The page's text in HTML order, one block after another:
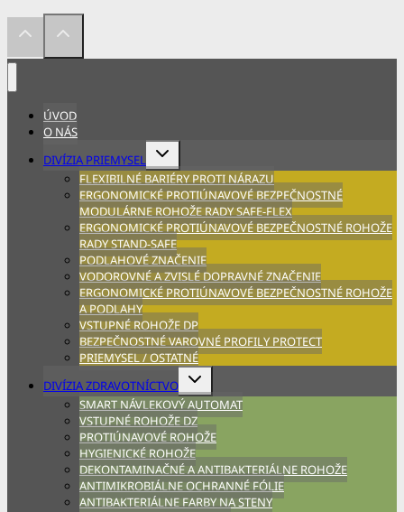
ÚVOD
O NÁS
DIVÍZIA PRIEMYSEL
Expand
child
menu
FLEXIBILNÉ BARIÉRY PROTI NÁRAZU
ERGONOMICKÉ PROTIÚNAVOVÉ BEZPEČNOSTNÉ
MODULÁRNE ROHOŽE RADY SAFE-FLEX
ERGONOMICKÉ PROTIÚNAVOVÉ BEZPEČNOSTNÉ ROHOŽE
RADY STAND-SAFE
PODLAHOVÉ ZNAČENIE
VODOROVNÉ A ZVISLÉ DOPRAVNÉ ZNAČENIE
ERGONOMICKÉ PROTIÚNAVOVÉ BEZPEČNOSTNÉ ROHOŽE
A PODLAHY
VSTUPNÉ ROHOŽE DP
BEZPEČNOSTNÉ VAROVNÉ PROFILY PROTECT
PRIEMYSEL / OSTATNÉ
DIVÍZIA ZDRAVOTNÍCTVO
Expand
child
menu
SMART NÁVLEKOVÝ AUTOMAT
VSTUPNÉ ROHOŽE DZ
PROTIÚNAVOVÉ ROHOŽE
HYGIENICKÉ ROHOŽE
DEKONTAMINAČNÉ A ANTIBAKTERIÁLNE ROHOŽE
ANTIMIKROBIÁLNE OCHRANNÉ FÓLIE
ANTIBAKTERIÁLNE FARBY NA STENY